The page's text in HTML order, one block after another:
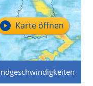
Karte öffnen